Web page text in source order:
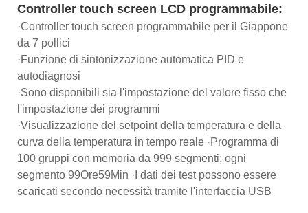
Controller touch screen LCD programmabile:
·Controller touch screen programmabile per il Giappone
da 7 pollici
·Funzione di sintonizzazione automatica PID e
autodiagnosi
·Sono disponibili sia l'impostazione del valore fisso che
l'impostazione dei programmi
·Visualizzazione del setpoint della temperatura e della
curva della temperatura in tempo reale ·Programma di
100 gruppi con memoria da 999 segmenti; ogni
segmento 99Ore59Min ·I dati dei test possono essere
scaricati secondo necessità tramite l'interfaccia USB